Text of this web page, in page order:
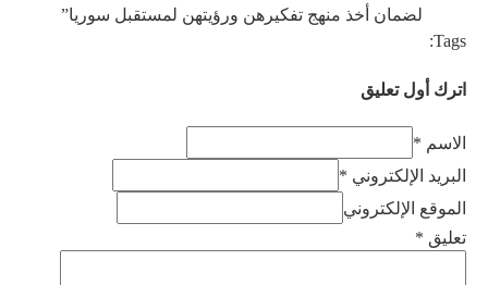
لضمان أخذ منهج تفكيرهن ورؤيتهن لمستقبل سوريا”
Tags:
اترك أول تعليق
الاسم *
البريد الإلكتروني *
الموقع الإلكتروني
تعليق *